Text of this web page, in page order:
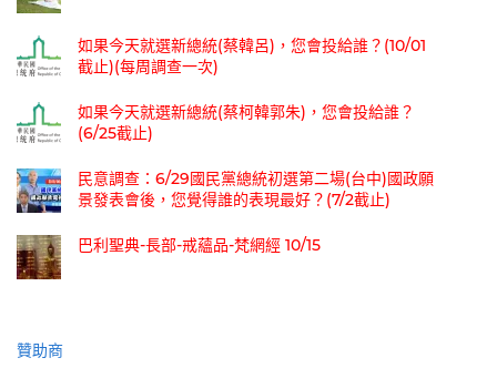
如果今天就選新總統(蔡韓呂)，您會投給誰？(10/01
截止)(每周調查一次)
如果今天就選新總統(蔡柯韓郭朱)，您會投給誰？
(6/25截止)
民意調查：6/29國民黨總統初選第二場(台中)國政願
景發表會後，您覺得誰的表現最好？(7/2截止)
巴利聖典-長部-戒蘊品-梵網經 10/15
贊助商